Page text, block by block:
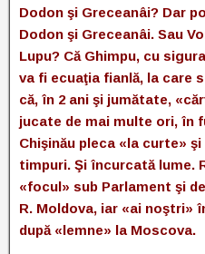
Dodon şi Greceanâi? Dar
Dodon şi Greceanâi. Sau
Lupu? Că Ghimpu, cu
va fi ecuaţia fianlă, la care
că, în 2 ani şi jumătate,
jucate de mai multe ori, în
Chişinău pleca «la curte»
timpuri. Şi încurcată lume.
«focul» sub Parlament şi
R. Moldova, iar «ai noştri»
după «lemne» la Moscova.